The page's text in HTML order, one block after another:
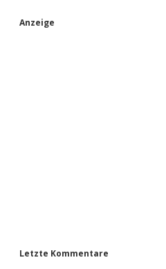
S
Anzeige
Letzte Kommentare